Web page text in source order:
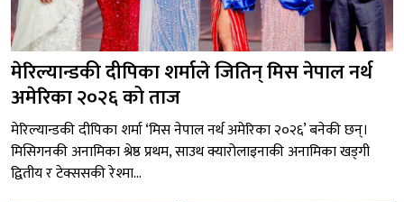
मेरिल्यान्डकी दीपिका शर्माले जितिन् मिस नेपाल नर्थ
अमेरिका २०२६ को ताज
मेरिल्यान्डकी दीपिका शर्मा ‘मिस नेपाल नर्थ अमेरिका २०२६’ बनेकी छन्।
मिसिगनकी अनामिका श्रेष्ठ प्रथम, साउथ क्यारोलाइनाकी अनामिका खड्गी
द्वितीय र टेक्ससकी रेश्मा...